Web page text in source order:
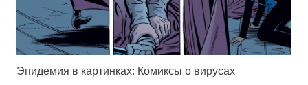
Эпидемия в картинках: Комиксы о вирусах